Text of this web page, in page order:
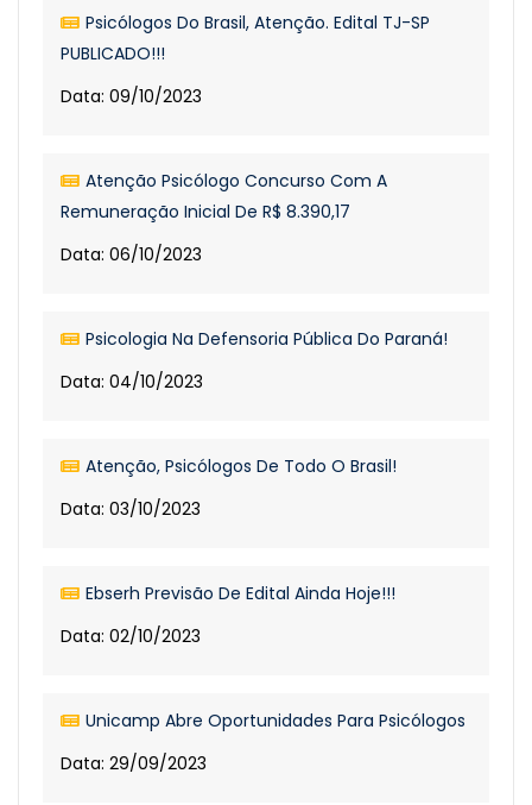
Psicólogos Do Brasil, Atenção. Edital TJ-SP
PUBLICADO!!!
Data: 09/10/2023
Atenção Psicólogo Concurso Com A
Remuneração Inicial De R$ 8.390,17
Data: 06/10/2023
Psicologia Na Defensoria Pública Do Paraná!
Data: 04/10/2023
Atenção, Psicólogos De Todo O Brasil!
Data: 03/10/2023
Ebserh Previsão De Edital Ainda Hoje!!!
Data: 02/10/2023
Unicamp Abre Oportunidades Para Psicólogos
Data: 29/09/2023